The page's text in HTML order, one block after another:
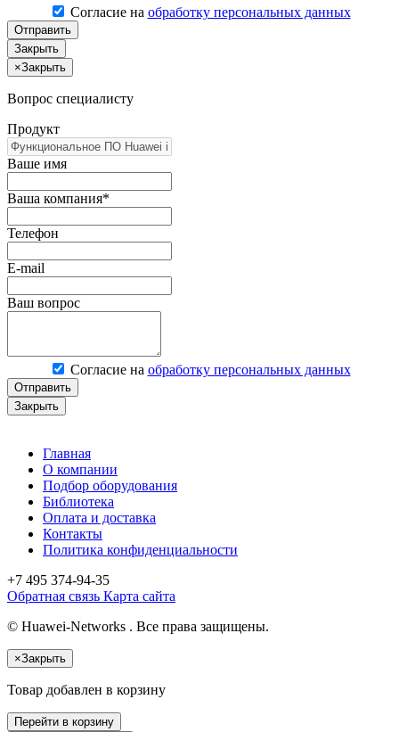
Согласие на обработку персональных данных
Отправить
Закрыть
×Закрыть
Вопрос специалисту
Продукт
Ваше имя
Ваша компания*
Телефон
E-mail
Ваш вопрос
Согласие на обработку персональных данных
Отправить
Закрыть
Главная
О компании
Подбор оборудования
Библиотека
Оплата и доставка
Контакты
Политика конфиденциальности
+7 495 374-94-35
Обратная связь Карта сайта
© Huawei-Networks . Все права защищены.
×Закрыть
Товар добавлен в корзину
Перейти в корзину